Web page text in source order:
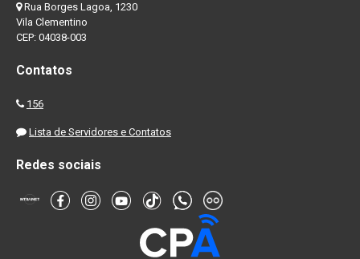
Rua Borges Lagoa, 1230
Vila Clementino
CEP: 04038-003
Contatos
156
Lista de Servidores e Contatos
Redes sociais